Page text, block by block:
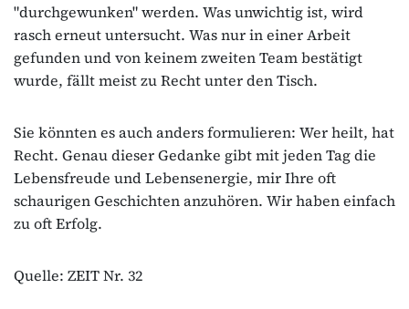
"durchgewunken" werden. Was unwichtig ist, wird
rasch erneut untersucht. Was nur in einer Arbeit
gefunden und von keinem zweiten Team bestätigt
wurde, fällt meist zu Recht unter den Tisch.
Sie könnten es auch anders formulieren: Wer heilt, hat
Recht. Genau dieser Gedanke gibt mit jeden Tag die
Lebensfreude und Lebensenergie, mir Ihre oft
schaurigen Geschichten anzuhören. Wir haben einfach
zu oft Erfolg.
Quelle: ZEIT Nr. 32